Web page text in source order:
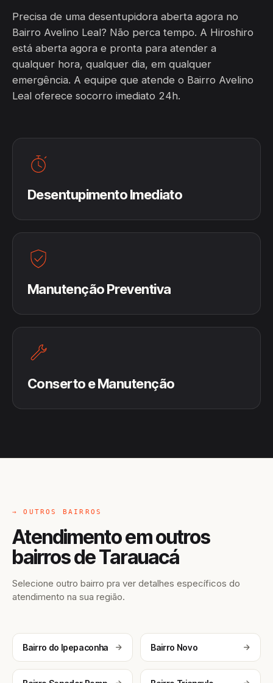
Precisa de uma desentupidora aberta agora no
Bairro Avelino Leal? Não perca tempo. A Hiroshiro
está aberta agora e pronta para atender a
qualquer hora, qualquer dia, em qualquer
emergência. A equipe que atende o Bairro Avelino
Leal oferece socorro imediato 24h.
Desentupimento Imediato
Manutenção Preventiva
Conserto e Manutenção
→ OUTROS BAIRROS
Atendimento em outros
bairros de Tarauacá
Selecione outro bairro pra ver detalhes específicos do
atendimento na sua região.
Bairro do Ipepaconha Bairro Novo